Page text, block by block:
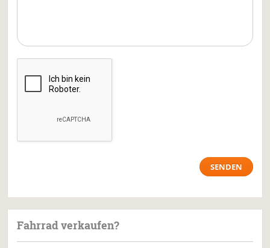
Fahrrad verkaufen?